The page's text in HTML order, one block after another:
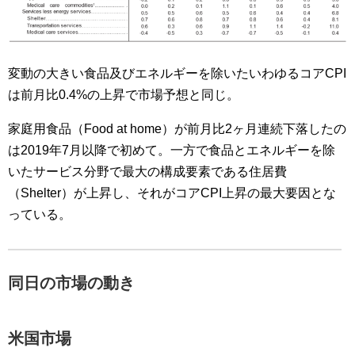
変動の大きい食品及びエネルギーを除いたいわゆるコアCPI
は前月比0.4%の上昇で市場予想と同じ。
家庭用食品（Food at home）が前月比2ヶ月連続下落したの
は2019年7月以降で初めて。一方で食品とエネルギーを除
いたサービス分野で最大の構成要素である住居費
（Shelter）が上昇し、それがコアCPI上昇の最大要因とな
っている。
同日の市場の動き
米国市場